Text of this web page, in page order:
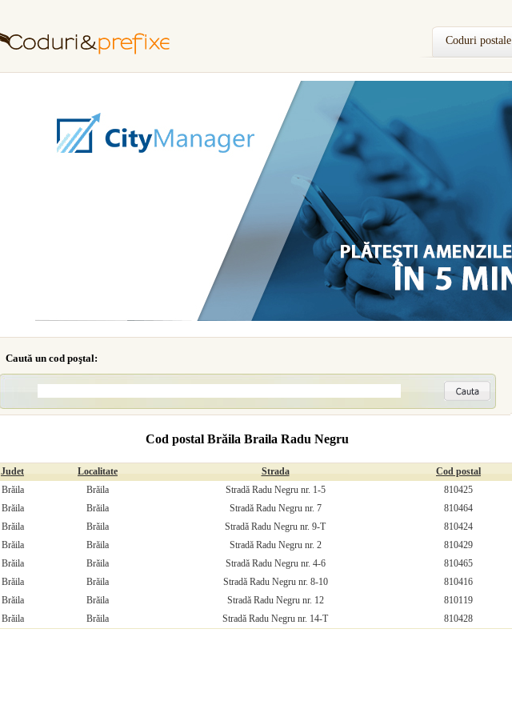
Coduri postale
Caută un cod poştal:
Cod postal Brăila Braila Radu Negru
Judet Localitate Strada
Cod postal
Brăila
Brăila Stradă Radu Negru nr. 1-5
810425
Brăila
Brăila Stradă Radu Negru nr. 7
810464
Brăila
Brăila Stradă Radu Negru nr. 9-T
810424
Brăila
Brăila Stradă Radu Negru nr. 2
810429
Brăila
Brăila Stradă Radu Negru nr. 4-6
810465
Brăila
Brăila Stradă Radu Negru nr. 8-10
810416
Brăila
Brăila Stradă Radu Negru nr. 12
810119
Brăila
Brăila Stradă Radu Negru nr. 14-T 810428